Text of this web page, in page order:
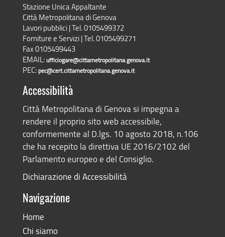
Stazione Unica Appaltante
Città Metropolitana di Genova
Lavori pubblici | Tel. 0105499372
Forniture e Servizi | Tel. 0105499271
Fax 0105499443
EMAIL:ufficiogare@cittametropolitana.genova.it
PEC:pec@cert.cittametropolitana.genova.it
Accessibilità
Città Metropolitana di Genova si impegna a
rendere il proprio sito web accessibile,
conformemente al D.lgs. 10 agosto 2018, n.106
che ha recepito la direttiva UE 2016/2102 del
Parlamento europeo e del Consiglio.
Dichiarazione di Accessibilità
Navigazione
Home
Chi siamo